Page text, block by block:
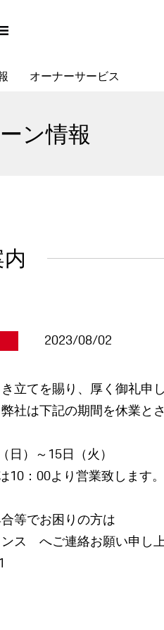
オーナーサービス
ン情報
2023/08/02
立てを賜り、厚く御礼申
社は下記の期間を休業と
日）～15日（火）
10：00より営業致します。
等でお困りの方は
ス へご連絡お願い申し上